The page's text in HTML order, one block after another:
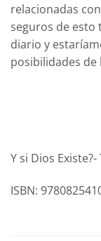
relacionadas
seguros de esto
diario y
posibilidades de
Y si Dios
ISBN: